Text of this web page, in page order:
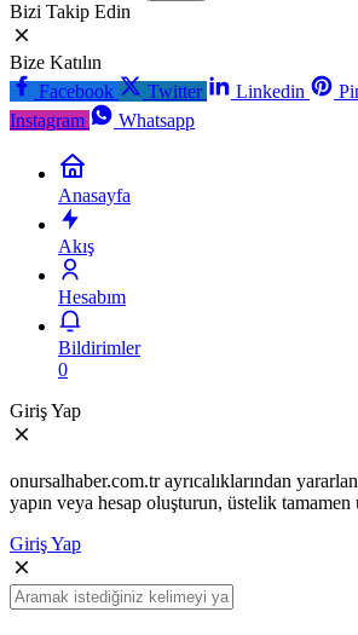
Bizi Takip Edin
Bize Katılın
Facebook
Twitter Linkedin
Instagram
Whatsapp
Anasayfa
Akış
Hesabım
Bildirimler
0
Giriş Yap
onursalhaber.com.tr ayrıcalıklarından
yapın veya hesap oluşturun, üstelik tamamen
Giriş Yap